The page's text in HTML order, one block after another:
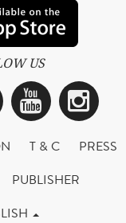
US
T & C
PRESS
PUBLISHER